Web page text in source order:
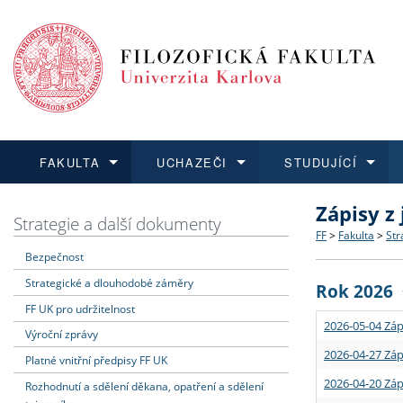
FAKULTA
Dozvědět se více
Struktura
Strategie
Podpora
UCHAZEČI
Podat přihlášku
Co
Učitelské
STUDUJÍCÍ
Dozvědět se více
Rigorózní
Dozvědět se více
O vědě a
Granty a
Dozvědět se více
Aktuální
Strategie a další dokumenty
Bezpečnost
Strategické a dlouhodobé záměry
FF UK pro udržitelnost
Výroční zprávy
Platné vnitřní předpisy FF UK
Rozhodnutí a sdělení děkana, opatření a sdělení
Zápisy
FF > Fakulta >
Rok 2026
2026-05-04
2026-04-27
2026-04-20